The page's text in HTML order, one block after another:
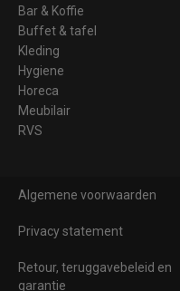
Bar & Koffie
Buffet & tafel
Kleding
Hygiene
Horeca
Meubilair
RVS
Algemene voorwaarden
Privacy statement
Retour, teruggavebeleid en
garantie